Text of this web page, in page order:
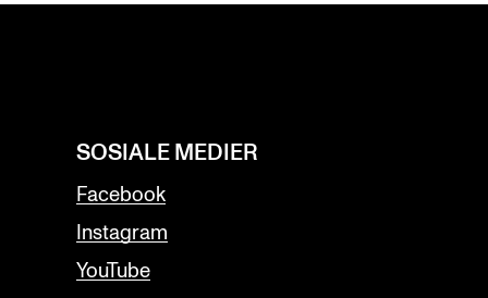
SOSIALE MEDIER
Facebook
Instagram
YouTube